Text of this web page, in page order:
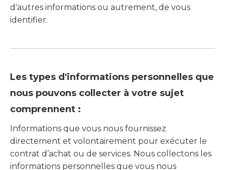
d'autres informations ou autrement, de vous
identifier.
Les types d'informations personnelles que
nous pouvons collecter à votre sujet
comprennent :
Informations que vous nous fournissez
directement et volontairement pour exécuter le
contrat d’achat ou de services. Nous collectons les
informations personnelles que vous nous